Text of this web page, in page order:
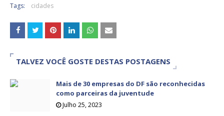
Tags: cidades
TALVEZ VOCÊ GOSTE DESTAS POSTAGENS
Mais de 30 empresas do DF são reconhecidas
como parceiras da juventude
Julho 25, 2023